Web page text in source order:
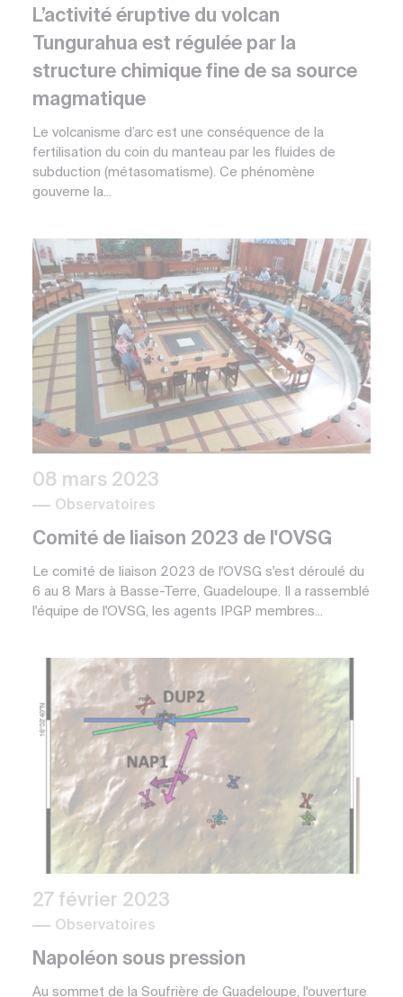
L’activité éruptive du volcan
Tungurahua est régulée par la
structure chimique fine de sa source
magmatique
Le volcanisme d’arc est une conséquence de la
fertilisation du coin du manteau par les fluides de
subduction (métasomatisme). Ce phénomène
gouverne la...
08 mars 2023
Observatoires
Comité de liaison 2023 de l'OVSG
Le comité de liaison 2023 de l'OVSG s'est déroulé du
6 au 8 Mars à Basse-Terre, Guadeloupe. Il a rassemblé
l'équipe de l'OVSG, les agents IPGP membres...
27 février 2023
Observatoires
Napoléon sous pression
Au sommet de la Soufrière de Guadeloupe, l'ouverture